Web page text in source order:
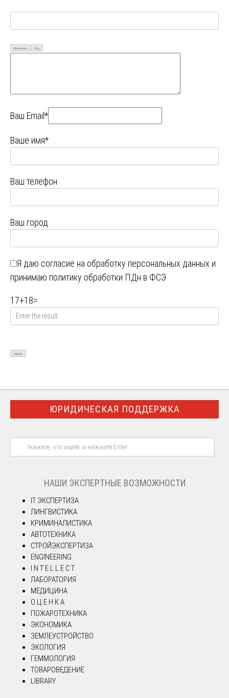
Визуально Код
Ваш Email*
Ваше имя*
Ваш телефон
Ваш город
Я даю согласие на обработку персональных данных и
принимаю политику обработки ПДн в ФСЭ
17+18=
ЮРИДИЧЕСКАЯ ПОДДЕРЖКА
НАШИ ЭКСПЕРТНЫЕ ВОЗМОЖНОСТИ
IT ЭКСПЕРТИЗА
ЛИНГВИСТИКА
КРИМИНАЛИСТИКА
АВТОТЕХНИКА
СТРОЙЭКСПЕРТИЗА
ENGINEERING
I N T E L L E C T
ЛАБОРАТОРИЯ
МЕДИЦИНА
О Ц Е Н К А
ПОЖАРОТЕХНИКА
ЭКОНОМИКА
ЗЕМЛЕУСТРОЙСТВО
ЭКОЛОГИЯ
ГЕММОЛОГИЯ
ТОВАРОВЕДЕНИЕ
LIBRARY